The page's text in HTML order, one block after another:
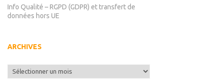
Info Qualité – RGPD (GDPR) et transfert de
données hors UE
ARCHIVES
Archives